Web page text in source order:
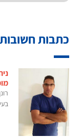
כתבות חשובות